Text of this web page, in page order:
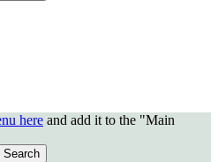
here and add it to the "Main
Search